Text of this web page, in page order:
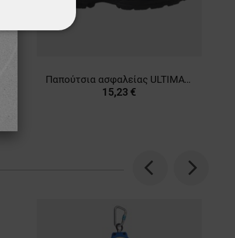
Παπούτσια ασφαλείας ULTIMATE II LOW S1
15,23 €
Previous Next